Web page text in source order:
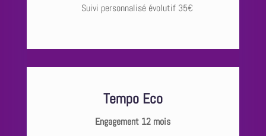
Suivi personnalisé évolutif 35€
Tempo Eco
Engagement 12 mois